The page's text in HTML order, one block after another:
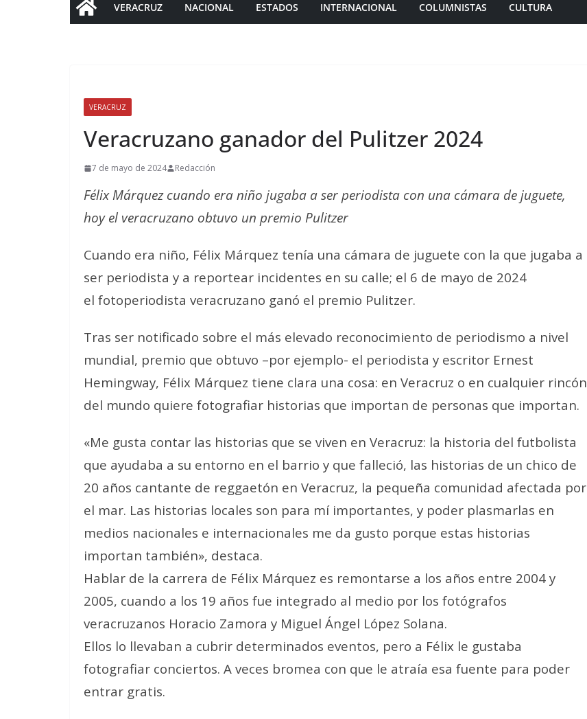
VERACRUZ NACIONAL ESTADOS INTERNACIONAL COLUMNISTAS CULTURA
VERACRUZ
Veracruzano ganador del Pulitzer 2024
7 de mayo de 2024 Redacción
Félix Márquez cuando era niño jugaba a ser periodista con una cámara de juguete,
hoy el veracruzano obtuvo un premio Pulitzer
Cuando era niño, Félix Márquez tenía una cámara de juguete con la que jugaba a
ser periodista y a reportear incidentes en su calle; el 6 de mayo de 2024
el fotoperiodista veracruzano ganó el premio Pulitzer.
Tras ser notificado sobre el más elevado reconocimiento de periodismo a nivel
mundial, premio que obtuvo –por ejemplo- el periodista y escritor Ernest
Hemingway, Félix Márquez tiene clara una cosa: en Veracruz o en cualquier rincón
del mundo quiere fotografiar historias que importan de personas que importan.
«Me gusta contar las historias que se viven en Veracruz: la historia del futbolista
que ayudaba a su entorno en el barrio y que falleció, las historias de un chico de
20 años cantante de reggaetón en Veracruz, la pequeña comunidad afectada por
el mar. Las historias locales son para mí importantes, y poder plasmarlas en
medios nacionales e internacionales me da gusto porque estas historias
importan también», destaca.
Hablar de la carrera de Félix Márquez es remontarse a los años entre 2004 y
2005, cuando a los 19 años fue integrado al medio por los fotógrafos
veracruzanos Horacio Zamora y Miguel Ángel López Solana.
Ellos lo llevaban a cubrir determinados eventos, pero a Félix le gustaba
fotografiar conciertos. A veces bromea con que le atraía esa fuente para poder
entrar gratis.